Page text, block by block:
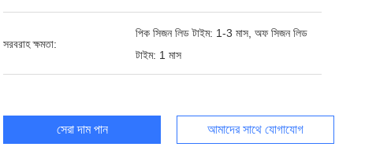
সরবরাহ ক্ষমতা:
পিক সিজন লিড টাইম: 1-3 মাস, অফ সিজন লিড
টাইম: 1 মাস
সেরা দাম পান আমাদের সাথে যোগাযোগ